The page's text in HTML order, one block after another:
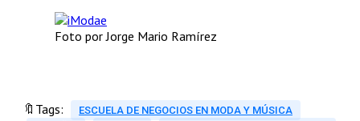
Foto por Jorge Mario Ramírez
🔖Tags:
ESCUELA DE NEGOCIOS EN MODA Y MÚSICA